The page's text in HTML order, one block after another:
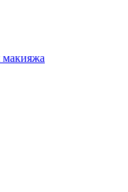
макияжа